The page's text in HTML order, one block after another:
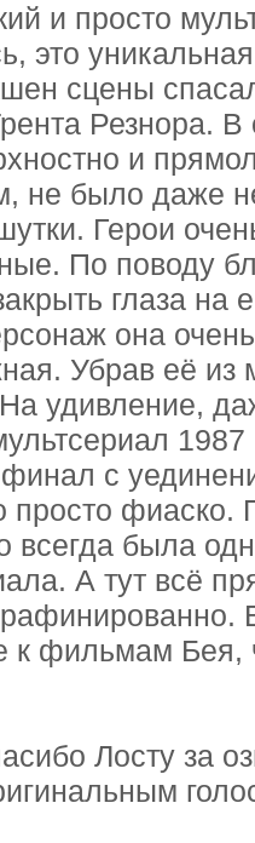
и просто
это
сцены
Резнора. В
и
не было даже
Герои
По поводу
глаза на
она
Убрав её из
удивление,
1987
с
просто фиаско.
всегда была
А тут всё
к фильмам Бея,
Лосту за